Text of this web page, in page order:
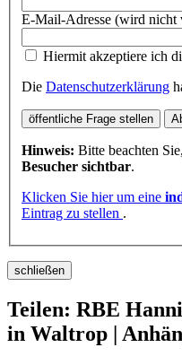
E-Mail-Adresse (wird nicht
Hiermit akzeptiere ich
Die Datenschutzerklärung
öffentliche Frage stellen
Hinweis: Bitte beachten
Besucher sichtbar.
Klicken Sie hier um eine
Eintrag zu stellen .
schließen
Teilen: RBE
in Waltrop |